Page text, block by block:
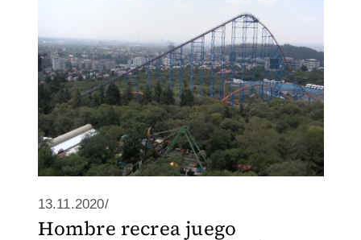
13.11.2020/
Hombre recrea juego